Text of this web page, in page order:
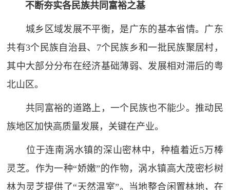
不断夯实各民族共同富裕之基
城乡区域发展不平衡，是广东的基本省情。广东
共有3个民族自治县、7个民族乡和一批民族聚居村，
其中大部分分布在经济基础薄弱、发展相对滞后的粤
北山区。
共同富裕的道路上，一个民族也不能少。推动民
族地区加快高质量发展，关键在产业。
位于连南涡水镇的深山密林中，种植着近5万棒
灵芝。作为一种“娇嫩”的作物，涡水镇高大茂密杉树
林为灵芝提供了“天然温室”。当地整合闲置林地，在